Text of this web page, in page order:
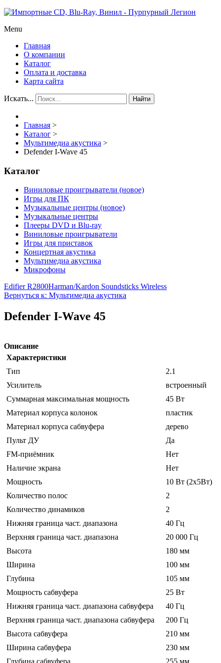
Menu
Главная
О компании
Каталог
Оплата и доставка
Карта сайта
Искать... Найти
Главная >
Каталог >
Мультимедиа акустика >
Defender I-Wave 45
Каталог
Виниловые проигрыватели (новое)
Игры для ПК
Музыкальные центры (новое)
Музыкальные центры
Плееры DVD и Blu-ray
Виниловые проигрыватели
Игры для приставок
Концертная акустика
Мультимедиа акустика
Микрофоны
Edifier R2800Harman/Kardon Soundsticks Wireless
Вернуться к: Мультимедиа акустика
Defender I-Wave 45
Описание
Характеристики
Тип
2.1
Усилитель
встроенный
Суммарная максимальная мощность
45 Вт
Материал корпуса колонок
пластик
Материал корпуса сабвуфера
дерево
Пульт ДУ
Да
FM-приёмник
Нет
Наличие экрана
Нет
Мощность
10 Вт (2x5Вт)
Количество полос
2
Количество динамиков
2
Нижняя граница част. диапазона
40 Гц
Верхняя граница част. диапазона
20 000 Гц
Высота
180 мм
Ширина
100 мм
Глубина
105 мм
Мощность сабвуфера
25 Вт
Нижняя граница част. диапазона сабвуфера
40 Гц
Верхняя граница част. диапазона сабвуфера
200 Гц
Высота сабвуфера
210 мм
Ширина сабвуфера
230 мм